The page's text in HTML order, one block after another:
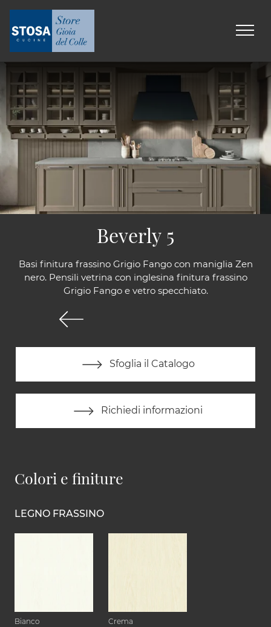
Basi finitura frassino Grigio Fango con maniglia Zen
nero. Pensili vetrina con inglesina finitura frassino
Grigio Fango e vetro specchiato.
Sfoglia il Catalogo
Richiedi informazioni
Beverly 5
Colori e finiture
LEGNO FRASSINO
Bianco Crema